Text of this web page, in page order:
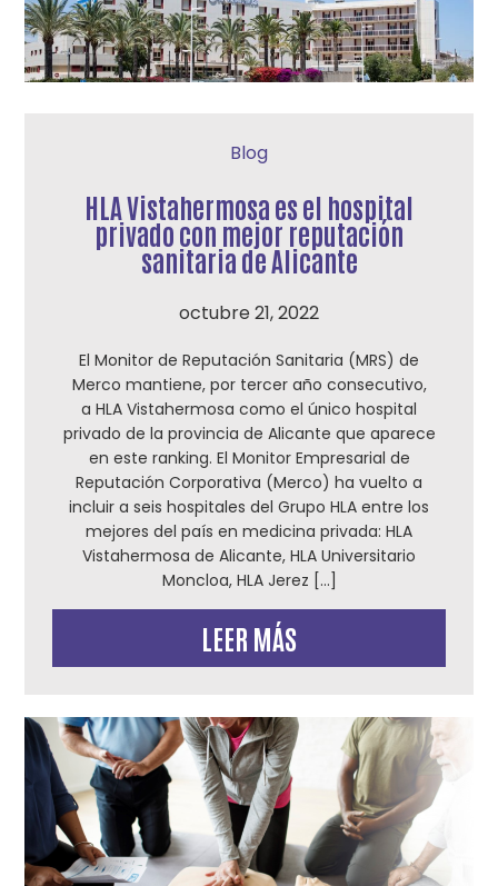
Blog
HLA Vistahermosa es el hospital
privado con mejor reputación
sanitaria de Alicante
octubre 21, 2022
El Monitor de Reputación Sanitaria (MRS) de
Merco mantiene, por tercer año consecutivo,
a HLA Vistahermosa como el único hospital
privado de la provincia de Alicante que aparece
en este ranking. El Monitor Empresarial de
Reputación Corporativa (Merco) ha vuelto a
incluir a seis hospitales del Grupo HLA entre los
mejores del país en medicina privada: HLA
Vistahermosa de Alicante, HLA Universitario
Moncloa, HLA Jerez […]
LEER MÁS